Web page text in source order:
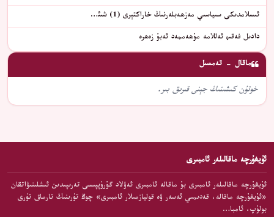
ئىسلامدىكى سىياسىي مەزھەبلەرنىڭ خاراكتېرى (1) شىئ…
دادىل فەقىھ ئەللامە مۇھەممەد ئەبۇ زەھرە
ماقال - تەمسىل
خوتۇن كىشىنىڭ جېنى قىرىق بىر.
ئۇيغۇرچە ماقالىلەر ئامبىرى
ئۇيغۇرچە ماقالىلەر ئامبىرى بۇ ماقالە ئامبىرى ئەۋلاد گۇرۇپپىسى تەرىپىدىن ئىشلىنىۋاتقان
«ئۇيغۇرچە ماقالە، قەدىمىي ئەسەر ۋە قوليازمىلار ئامبىرى» چوڭ تۈرىنىڭ تارماق تۈرى
بولۇپ، ئامبا…